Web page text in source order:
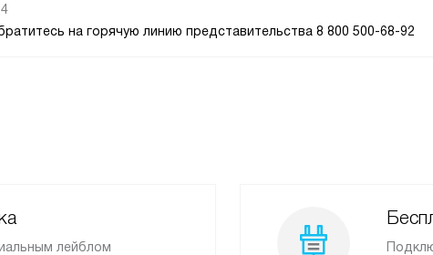
на горячую линию представительства 8 800 500-68-92
лейблом